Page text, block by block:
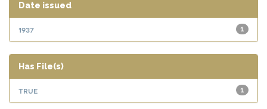
Date issued
1
1937
Has File(s)
1
true